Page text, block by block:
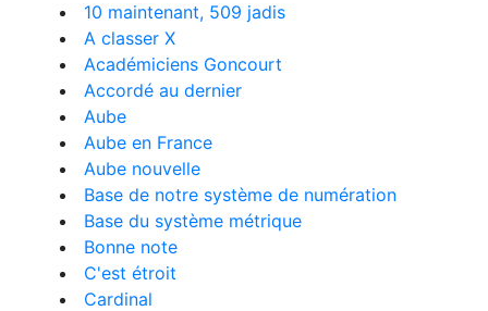
10 maintenant, 509 jadis
A classer X
Académiciens Goncourt
Accordé au dernier
Aube
Aube en France
Aube nouvelle
Base de notre système de numération
Base du système métrique
Bonne note
C'est étroit
Cardinal